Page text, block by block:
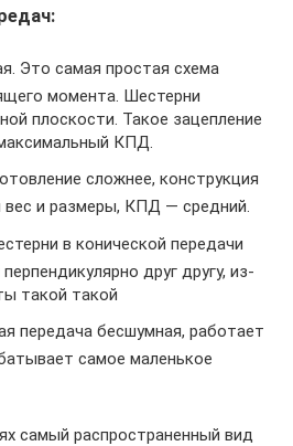
Это самая простая схема
момента. Шестерни
плоскости. Такое зацепление
КПД.
сложнее, конструкция
вес и размеры, КПД — средний.
в конической передачи
друг другу, из-
такой такой
передача бесшумная, работает
самое маленькое
самый распространенный вид